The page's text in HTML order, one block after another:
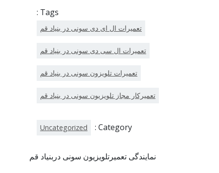
Tags :
تعمیرات ال ای دی سونی در بنیاد قم
تعمیرات ال سی دی سونی در بنیاد قم
تعمیرات تلویزون سونی در بنیاد قم
تعمیرکار مجاز تلویزیون سونی در بنیاد قم
Category :
Uncategorized
نمایندگی تعمیرتلویزیون سونی دربنیاد قم